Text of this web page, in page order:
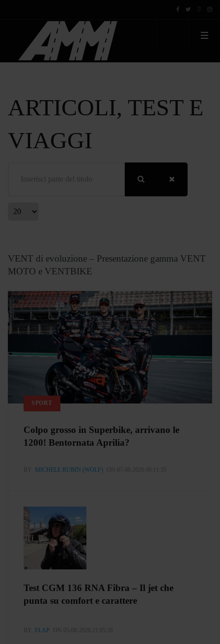
ARTICOLI, TEST E
VIAGGI
Visualizza #
VENT di evoluzione – Presentazione gamma VENT
MOTO e VENTBIKE
SPORT
Colpo grosso in Superbike, arrivano le
1200! Bentornata Aprilia?
BY MICHELE RUBIN (WOLF) ON 07-08-2026 00:11:35
Test CGM 136 RNA Fibra – Il jet che
punta su comfort e carattere
BY FLAP ON 05-08-2026 21:05:26